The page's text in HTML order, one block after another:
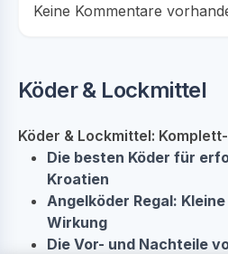
Keine Kommentare
Köder & Lockmittel
Köder & Lockmittel:
Die besten Köder für
Kroatien
Angelköder Regal:
Wirkung
Die Vor- und Nachteile